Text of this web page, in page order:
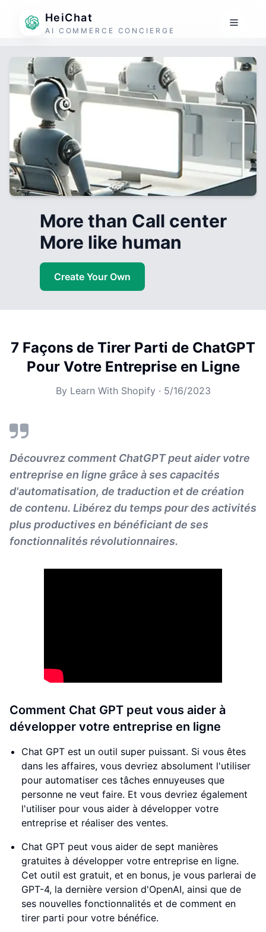
HeiChat
AI COMMERCE CONCIERGE
More than Call center
More like human
Create Your Own
7 Façons de Tirer Parti de ChatGPT
Pour Votre Entreprise en Ligne
By Learn With Shopify · 5/16/2023
Découvrez comment ChatGPT peut aider votre
entreprise en ligne grâce à ses capacités
d'automatisation, de traduction et de création
de contenu. Libérez du temps pour des activités
plus productives en bénéficiant de ses
fonctionnalités révolutionnaires.
Comment Chat GPT peut vous aider à
développer votre entreprise en ligne
Chat GPT est un outil super puissant. Si vous êtes
dans les affaires, vous devriez absolument l'utiliser
pour automatiser ces tâches ennuyeuses que
personne ne veut faire. Et vous devriez également
l'utiliser pour vous aider à développer votre
entreprise et réaliser des ventes.
Chat GPT peut vous aider de sept manières
gratuites à développer votre entreprise en ligne.
Cet outil est gratuit, et en bonus, je vous parlerai de
GPT-4, la dernière version d'OpenAI, ainsi que de
ses nouvelles fonctionnalités et de comment en
tirer parti pour votre bénéfice.